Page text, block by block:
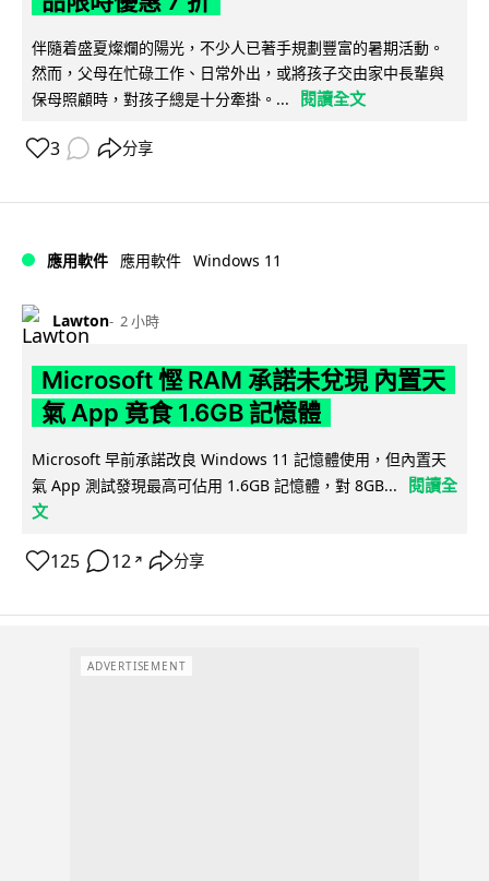
伴隨着盛夏燦爛的陽光，不少人已著手規劃豐富的暑期活動。
然而，父母在忙碌工作、日常外出，或將孩子交由家中長輩與
保母照顧時，對孩子總是十分牽掛。...
閱讀全文
3 分享
應用軟件 應用軟件 Windows 11
Lawton 2 小時
Microsoft 慳 RAM 承諾未兌現 內置天
氣 App 竟食 1.6GB 記憶體
Microsoft 早前承諾改良 Windows 11 記憶體使用，但內置天
氣 App 測試發現最高可佔用 1.6GB 記憶體，對 8GB...
閱讀全
文
125 12 ↗ 分享
ADVERTISEMENT